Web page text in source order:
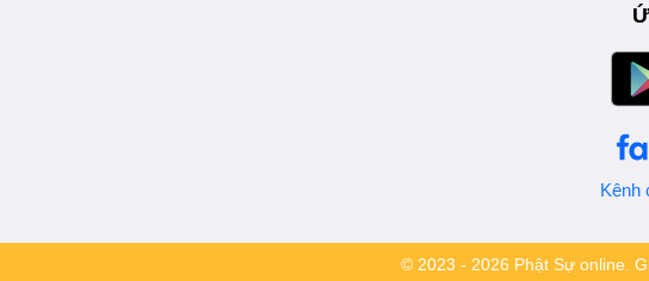
Kênh
© 2023 - 2026 Phật Sự online.